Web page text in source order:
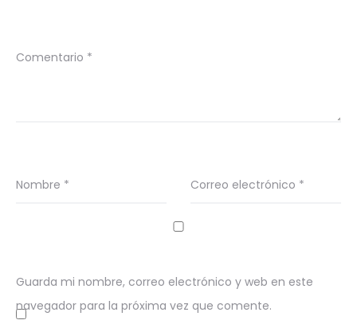
Comentario *
Nombre * Correo electrónico *
Guarda mi nombre, correo electrónico y web en este
navegador para la próxima vez que comente.